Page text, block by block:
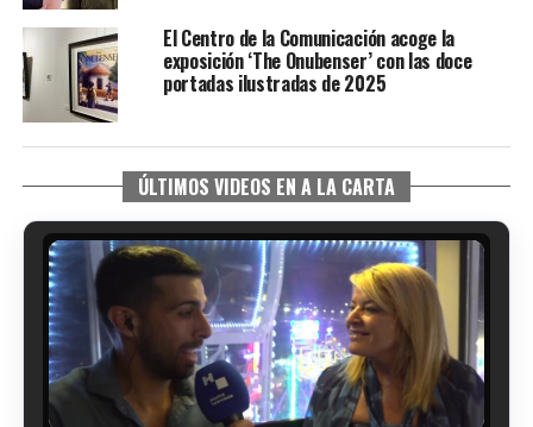
El Centro de la Comunicación acoge la
exposición ‘The Onubenser’ con las doce
portadas ilustradas de 2025
ÚLTIMOS VIDEOS EN A LA CARTA